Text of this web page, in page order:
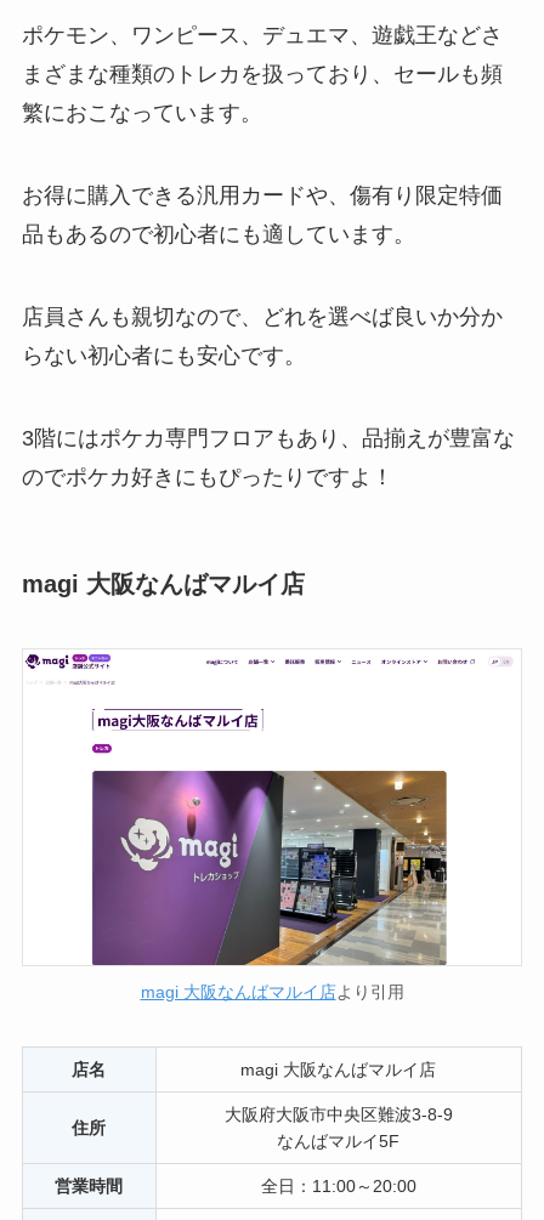
ポケモン、ワンピース、デュエマ、遊戯王などさ
まざまな種類のトレカを扱っており、セールも頻
繁におこなっています。
お得に購入できる汎用カードや、傷有り限定特価
品もあるので初心者にも適しています。
店員さんも親切なので、どれを選べば良いか分か
らない初心者にも安心です。
3階にはポケカ専門フロアもあり、品揃えが豊富な
のでポケカ好きにもぴったりですよ！
magi 大阪なんばマルイ店
magi 大阪なんばマルイ店より引用
店名 magi 大阪なんばマルイ店
住所
大阪府大阪市中央区難波3-8-9
なんばマルイ5F
営業時間 全日：11:00～20:00